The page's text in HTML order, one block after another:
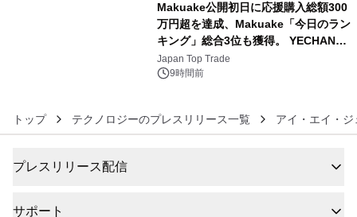
Makuake公開初日に応援購入総額300
万円超を達成、Makuake「今日のラン
キング」総合3位も獲得。 YECHAN音
浴シンギングボウル第2弾の大型サイ
ズ（XL・2XL・3XL）を先行販売中
Japan Top Trade
9時間前
トップ テクノロジーのプレスリリース一覧 アイ・エイ・
プレスリリース配信
サポート